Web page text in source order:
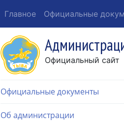
Главное Официальные
Официальный сайт
Официальные документы
Об администрации